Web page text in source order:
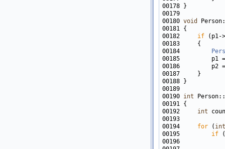
00180 void
00182 if
00184
00190 int
00192 int
00194 for ( int
00195 if